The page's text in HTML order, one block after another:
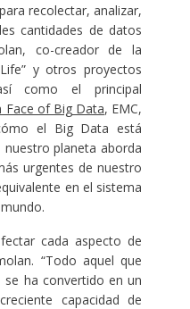
recolectar, analizar,
cantidades de datos
co-creador de la
y otros proyectos
como el principal
Face of Big Data, EMC,
el Big Data está
planeta aborda
urgentes de nuestro
en el sistema
cada aspecto de
“Todo aquel que
ha convertido en un
capacidad de